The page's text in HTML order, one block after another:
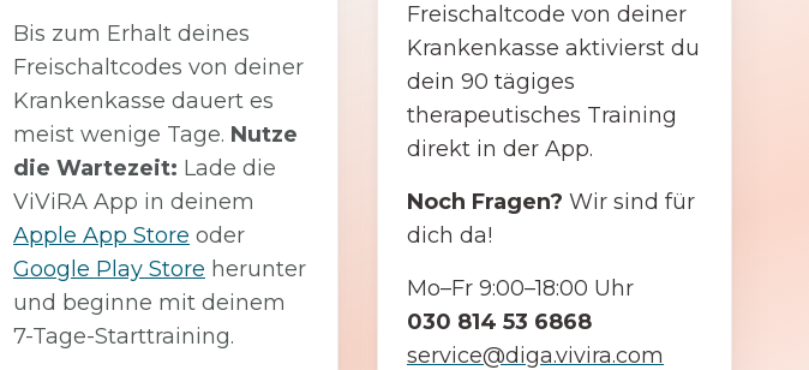
Bis zum Erhalt deines
Freischaltcodes von deiner
Krankenkasse dauert es
meist wenige Tage. Nutze
die Wartezeit: Lade die
ViViRA App in deinem
Apple App Store oder
Google Play Store herunter
und beginne mit deinem
7-Tage-Starttraining.
Freischaltcode von deiner
Krankenkasse aktivierst du
dein 90 tägiges
therapeutisches Training
direkt in der App.
Noch Fragen? Wir sind für
dich da!
Mo–Fr 9:00–18:00 Uhr
030 814 53 6868
service@diga.vivira.com